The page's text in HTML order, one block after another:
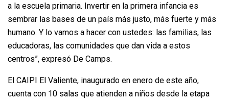
a la escuela primaria. Invertir en la primera infancia es
sembrar las bases de un país más justo, más fuerte y más
humano. Y lo vamos a hacer con ustedes: las familias, las
educadoras, las comunidades que dan vida a estos
centros”, expresó De Camps.
El CAIPI El Valiente, inaugurado en enero de este año,
cuenta con 10 salas que atienden a niños desde la etapa